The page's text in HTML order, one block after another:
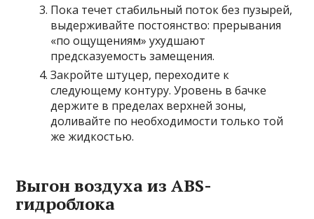
Пока течет стабильный поток без пузырей,
выдерживайте постоянство: прерывания
«по ощущениям» ухудшают
предсказуемость замещения.
Закройте штуцер, переходите к
следующему контуру. Уровень в бачке
держите в пределах верхней зоны,
доливайте по необходимости только той
же жидкостью.
Выгон воздуха из ABS-
гидроблока